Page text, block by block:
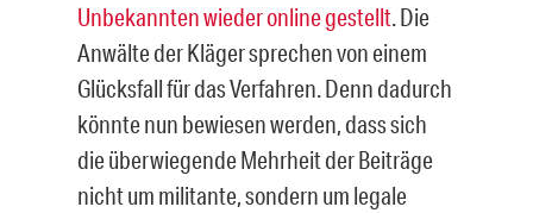
Unbekannten wieder online gestellt. Die
Anwälte der Kläger sprechen von einem
Glücksfall für das Verfahren. Denn dadurch
könnte nun bewiesen werden, dass sich
die überwiegende Mehrheit der Beiträge
nicht um militante, sondern um legale